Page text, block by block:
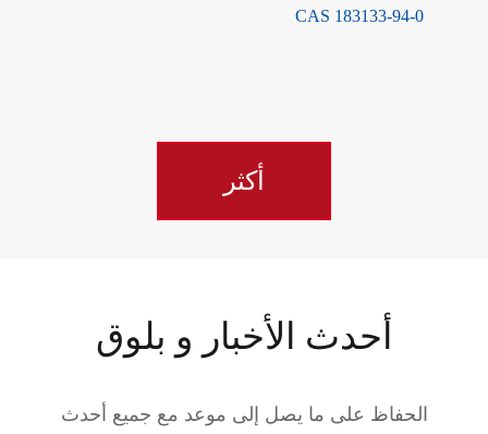
naphthoquinone CAS 1010-
أكثر
أحدث الأخبار و بلوق
الحفاظ على ما يصل إلى موعد مع جميع أحدث